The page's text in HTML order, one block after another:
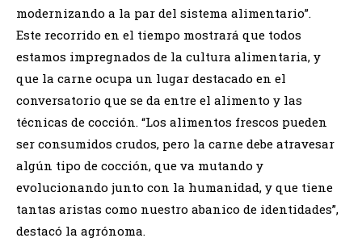
modernizando a la par del sistema alimentario”.
Este recorrido en el tiempo mostrará que todos
estamos impregnados de la cultura alimentaria, y
que la carne ocupa un lugar destacado en el
conversatorio que se da entre el alimento y las
técnicas de cocción. “Los alimentos frescos pueden
ser consumidos crudos, pero la carne debe atravesar
algún tipo de cocción, que va mutando y
evolucionando junto con la humanidad, y que tiene
tantas aristas como nuestro abanico de identidades”,
destacó la agrónoma.